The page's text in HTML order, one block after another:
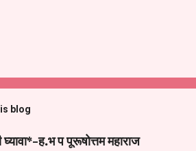
blog
ह.भ प पूरूषोत्तम महाराज